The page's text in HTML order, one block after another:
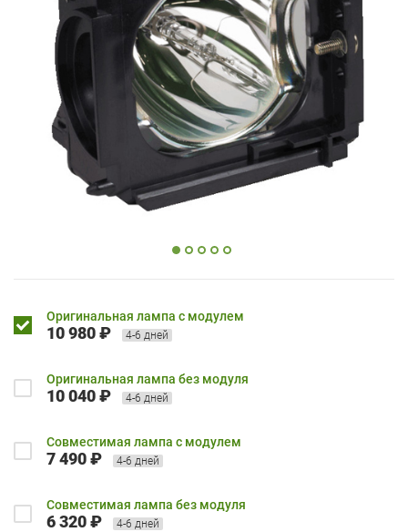
Оригинальная лампа с модулем
10 980 ₽ 4-6 дней
Оригинальная лампа без модуля
10 040 ₽ 4-6 дней
Совместимая лампа с модулем
7 490 ₽ 4-6 дней
Совместимая лампа без модуля
6 320 ₽ 4-6 дней